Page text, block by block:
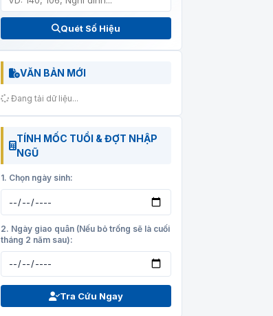
Quét Số Hiệu
VĂN BẢN MỚI
Đang tải dữ liệu...
TÍNH MỐC TUỔI & ĐỢT NHẬP
NGŨ
1. Chọn ngày sinh:
2. Ngày giao quân (Nếu bỏ trống sẽ là cuối
tháng 2 năm sau):
Tra Cứu Ngay